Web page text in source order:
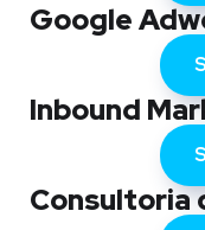
Google
Inbound
Consultoria